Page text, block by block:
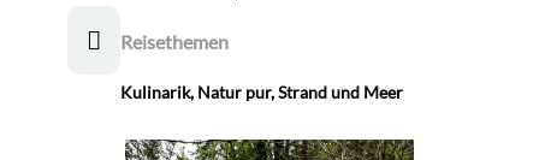
Reisethemen
Kulinarik, Natur pur,Strand und Meer